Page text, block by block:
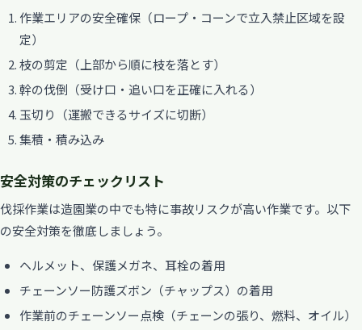
作業エリアの安全確保（ロープ・コーンで立入禁止区域を設
定）
枝の剪定（上部から順に枝を落とす）
幹の伐倒（受け口・追い口を正確に入れる）
玉切り（運搬できるサイズに切断）
集積・積み込み
安全対策のチェックリスト
伐採作業は造園業の中でも特に事故リスクが高い作業です。以下
の安全対策を徹底しましょう。
ヘルメット、保護メガネ、耳栓の着用
チェーンソー防護ズボン（チャップス）の着用
作業前のチェーンソー点検（チェーンの張り、燃料、オイル）